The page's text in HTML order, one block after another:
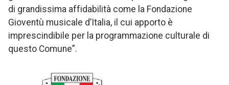
di grandissima affidabilità come la Fondazione
Gioventù musicale d’Italia, il cui apporto è
imprescindibile per la programmazione culturale di
questo Comune”.